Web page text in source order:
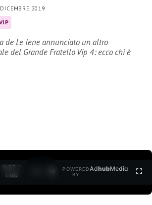
2019
de Le Iene annunciato un altro
del Grande Fratello Vip 4: ecco chi è
0:27 /
1:40
POWERED
BY
AdhubMedia